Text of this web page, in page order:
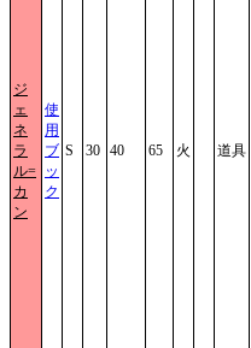
ジ
ェ
ネ
ラ
ル=
カ
ン
使
用
ブ
ッ
ク
S 30 40 65 火 道具